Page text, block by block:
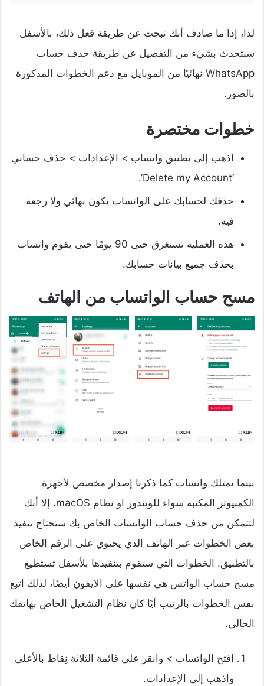
لذا، إذا ما صادف أنك تبحث عن طريقة فعل ذلك، بالأسفل
سنتحدث بشيء من التفصيل عن طريقة حذف حساب
WhatsApp نهائيًا من الموبايل مع دعم الخطوات المذكورة
بالصور.
خطوات مختصرة
اذهب إلى تطبيق واتساب > الإعدادات > حذف حسابي
‘Delete my Account’.
حذفك لحسابك على الواتساب يكون نهائي ولا رجعة
فيه.
هذه العملية تستغرق حتى 90 يومًا حتى يقوم واتساب
بحذف جميع بيانات حسابك.
مسح حساب الواتساب من الهاتف
بينما يمتلك واتساب كما ذكرنا إصدار مخصص لأجهزة
الكمبيوتر المكتبة سواء للويندوز او نظام macOS، إلا أنك
لتتمكن من حذف حساب الواتساب الخاص بك ستحتاج تنفيذ
بعض الخطوات عبر الهاتف الذي يحتوي على الرقم الخاص
بالتطبيق. الخطوات التي ستقوم بتنفيذها بلأسفل تستطيع
مسح حساب الواتس هي نفسها على الايفون أيضًا، لذلك اتبع
نفس الخطوات بالرتيب أيًا كان نظام التشغيل الخاص بهاتفك
الحالي.
افتح الواتساب > وانقر على قائمة الثلاثة نِقاط بالأعلى
واذهب إلى الإعدادات.